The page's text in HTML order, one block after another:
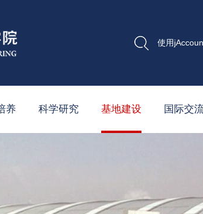
使用
养 科学研究 基地建设 国际交